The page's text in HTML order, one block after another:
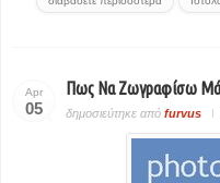
Apr
05
Πως Να Ζωγραφίσω
δημοσιεύτηκε από furvus